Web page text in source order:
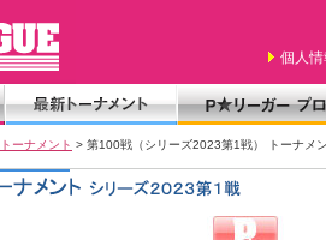
個人
ーナメント > 第100戦（シリーズ2023第1戦） トーナメ